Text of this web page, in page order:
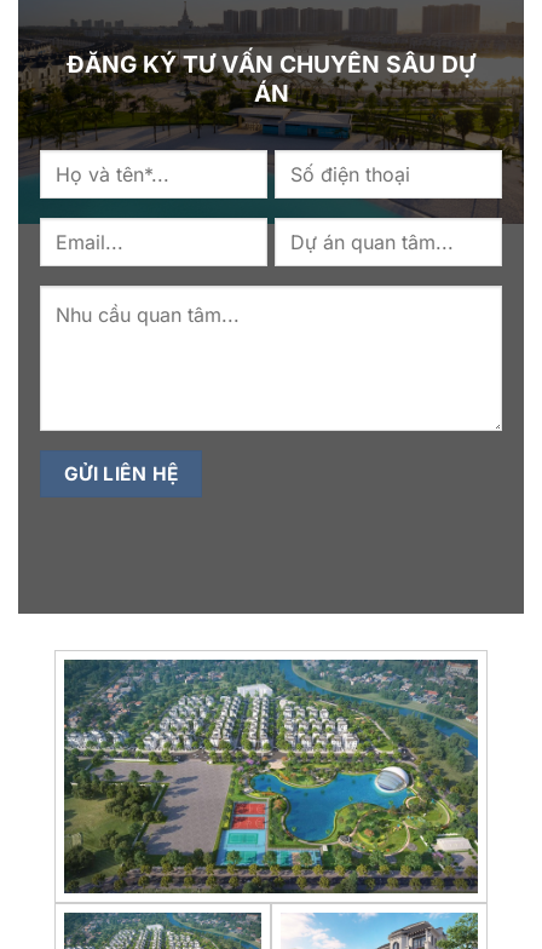
ĐĂNG KÝ TƯ VẤN CHUYÊN SÂU DỰ
ÁN